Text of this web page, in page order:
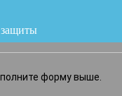
сейчас
форму выше.